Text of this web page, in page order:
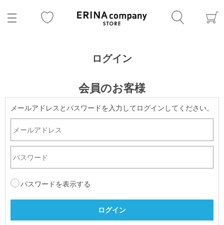
ログイン
会員のお客様
メールアドレスとパスワードを入力してログインしてください。
パスワードを表示する